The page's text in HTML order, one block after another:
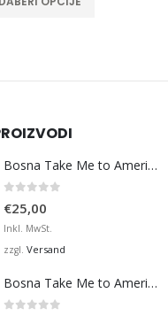
Bosna Take Me to America Navijačka Majica 3
€25,00
Inkl. MwSt.
zzgl. Versand
Bosna Take Me to America Navijačka Majica 4